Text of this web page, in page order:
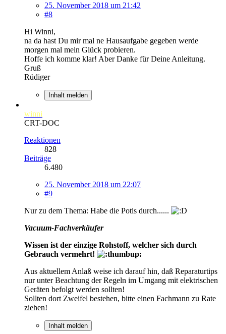
25. November 2018 um 21:42
#8
Hi Winni,
na da hast Du mir mal ne Hausaufgabe gegeben werde
morgen mal mein Glück probieren.
Hoffe ich komme klar! Aber Danke für Deine Anleitung.
Gruß
Rüdiger
Inhalt melden
winni
CRT-DOC
Reaktionen
828
Beiträge
6.480
25. November 2018 um 22:07
#9
Nur zu dem Thema: Habe die Potis durch......
Vacuum-Fachverkäufer
Wissen ist der einzige Rohstoff, welcher sich durch
Gebrauch vermehrt!
Aus aktuellem Anlaß weise ich darauf hin, daß Reparaturtips
nur unter Beachtung der Regeln im Umgang mit elektrischen
Geräten befolgt werden sollten!
Sollten dort Zweifel bestehen, bitte einen Fachmann zu Rate
ziehen!
Inhalt melden